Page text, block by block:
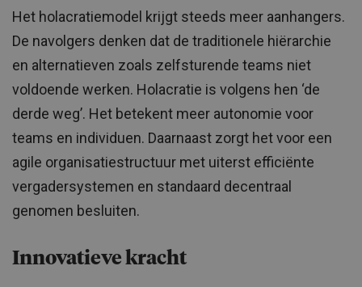
Het holacratiemodel krijgt steeds meer aanhangers.
De navolgers denken dat de traditionele hiërarchie
en alternatieven zoals zelfsturende teams niet
voldoende werken. Holacratie is volgens hen ‘de
derde weg’. Het betekent meer autonomie voor
teams en individuen. Daarnaast zorgt het voor een
agile organisatiestructuur met uiterst efficiënte
vergadersystemen en standaard decentraal
genomen besluiten.
Innovatieve kracht